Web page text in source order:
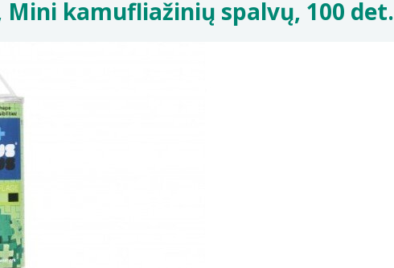
kamufliažinių spalvų, 100 det.